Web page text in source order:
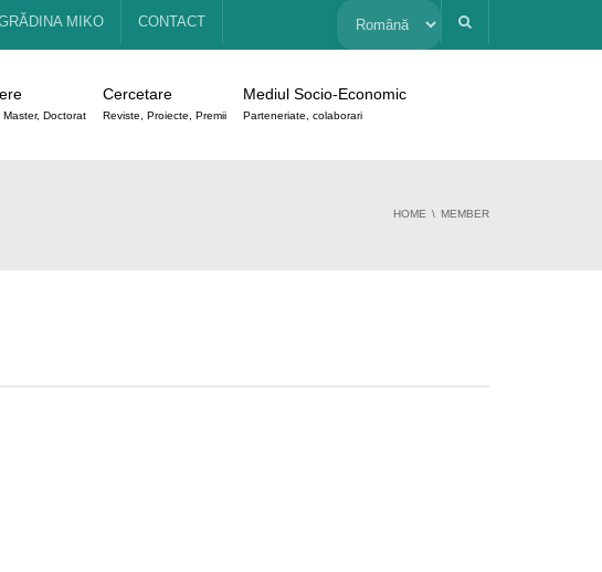
MIKO CONTACT Alege
limbă
Doctorat
Cercetare
Reviste, Proiecte, Premii
Mediul Socio-Economic
Parteneriate, colaborari
HOME MEMBER